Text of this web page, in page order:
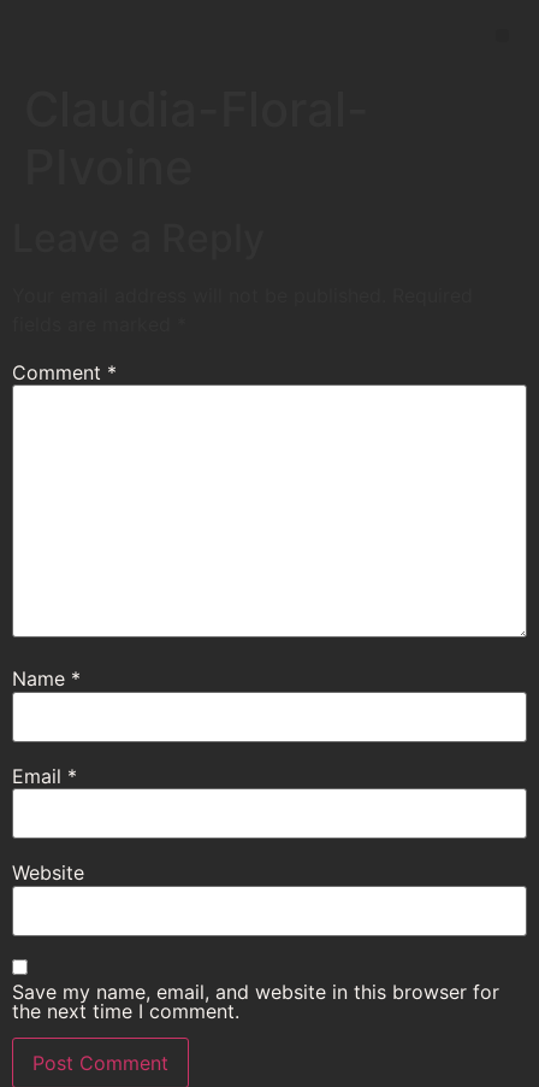
Comment *
Name *
Email *
Website
Save my name, email, and website in this browser for
the next time I comment.